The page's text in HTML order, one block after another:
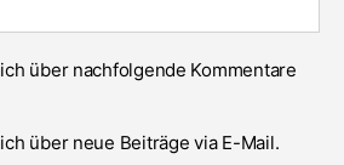
über nachfolgende Kommentare
über neue Beiträge via E-Mail.